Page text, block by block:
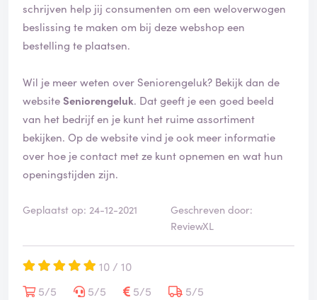
schrijven help jij consumenten om een weloverwogen
beslissing te maken om bij deze webshop een
bestelling te plaatsen.
Wil je meer weten over Seniorengeluk? Bekijk dan de
websiteSeniorengeluk. Dat geeft je een goed beeld
van het bedrijf en je kunt het ruime assortiment
bekijken. Op de website vind je ook meer informatie
over hoe je contact met ze kunt opnemen en wat hun
openingstijden zijn.
Geplaatst op: 24-12-2021
Geschreven door:
ReviewXL
10 / 10
5/5
5/5 5/5
5/5